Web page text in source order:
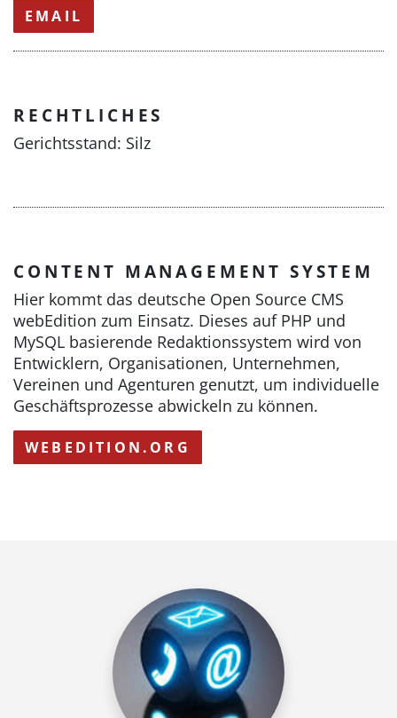
EMAIL
RECHTLICHES
Gerichtsstand: Silz
CONTENT MANAGEMENT SYSTEM
Hier kommt das deutsche Open Source CMS
webEdition zum Einsatz. Dieses auf PHP und
MySQL basierende Redaktionssystem wird von
Entwicklern, Organisationen, Unternehmen,
Vereinen und Agenturen genutzt, um individuelle
Geschäftsprozesse abwickeln zu können.
WEBEDITION.ORG